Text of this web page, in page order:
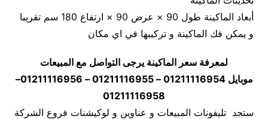
أبعاد الماكينة طول 90 × عرض 90 × ارتفاع 180 سم تقريبا
و يمكن فك الماكينة و تركيبها في اي مكان
لمعرفة سعر الماكينة يرجى التواصل مع المبيعات
موبايل 01211116954 – 01211116955 – 01211116956–
01211116958
ستجد تليفونات المبيعات و عناوين و لوكيشنات فروع الشركة